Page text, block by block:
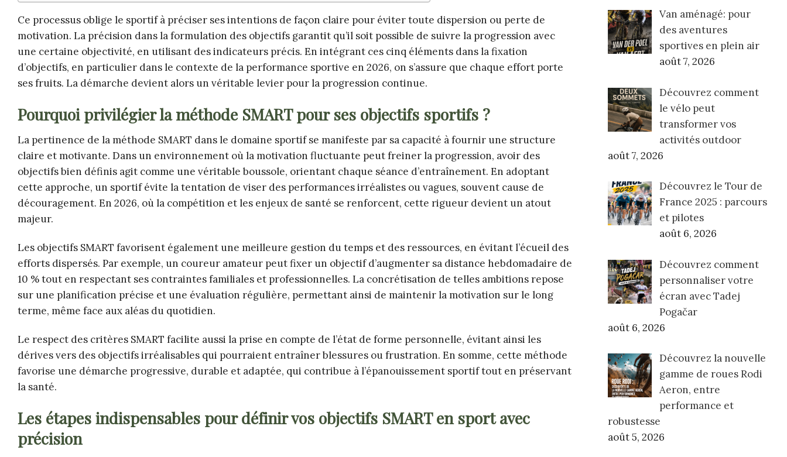
Ce processus oblige le sportif à préciser ses intentions de façon claire pour éviter toute dispersion ou perte de
motivation. La précision dans la formulation des objectifs garantit qu’il soit possible de suivre la progression avec
une certaine objectivité, en utilisant des indicateurs précis. En intégrant ces cinq éléments dans la fixation
d’objectifs, en particulier dans le contexte de la performance sportive en 2026, on s’assure que chaque effort porte
ses fruits. La démarche devient alors un véritable levier pour la progression continue.
Pourquoi privilégier la méthode SMART pour ses objectifs sportifs ?
La pertinence de la méthode SMART dans le domaine sportif se manifeste par sa capacité à fournir une structure
claire et motivante. Dans un environnement où la motivation fluctuante peut freiner la progression, avoir des
objectifs bien définis agit comme une véritable boussole, orientant chaque séance d’entraînement. En adoptant
cette approche, un sportif évite la tentation de viser des performances irréalistes ou vagues, souvent cause de
découragement. En 2026, où la compétition et les enjeux de santé se renforcent, cette rigueur devient un atout
majeur.
Les objectifs SMART favorisent également une meilleure gestion du temps et des ressources, en évitant l’écueil des
efforts dispersés. Par exemple, un coureur amateur peut fixer un objectif d’augmenter sa distance hebdomadaire de
10 % tout en respectant ses contraintes familiales et professionnelles. La concrétisation de telles ambitions repose
sur une planification précise et une évaluation régulière, permettant ainsi de maintenir la motivation sur le long
terme, même face aux aléas du quotidien.
Le respect des critères SMART facilite aussi la prise en compte de l’état de forme personnelle, évitant ainsi les
dérives vers des objectifs irréalisables qui pourraient entraîner blessures ou frustration. En somme, cette méthode
favorise une démarche progressive, durable et adaptée, qui contribue à l’épanouissement sportif tout en préservant
la santé.
Les étapes indispensables pour définir vos objectifs SMART en sport avec
précision
Van aménagé: pour
des aventures
sportives en plein air
août 7, 2026
Découvrez comment
le vélo peut
transformer vos
activités outdoor
août 7, 2026
Découvrez le Tour de
France 2025 : parcours
et pilotes
août 6, 2026
Découvrez comment
personnaliser votre
écran avec Tadej
Pogačar
août 6, 2026
Découvrez la nouvelle
gamme de roues Rodi
Aeron, entre
performance et
robustesse
août 5, 2026